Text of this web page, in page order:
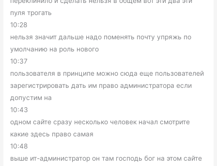
пуля трогать
10:28
нельзя значит дальше надо поменять почту упряжь по
умолчанию на роль нового
10:37
пользователя в принципе можно сюда еще пользователей
зарегистрировать дать им право администратора если
допустим на
10:43
одном сайте сразу несколько человек начал смотрите
какие здесь право самая
10:48
выше ит-администратор он там господь бог на этом сайте